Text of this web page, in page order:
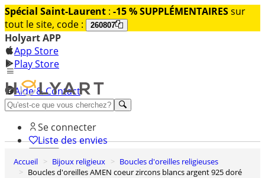
Spécial Saint-Laurent : -15 % SUPPLÉMENTAIRESsur
tout le site, code :
260807
Holyart APP
App Store
Play Store
Aide & Contact
Découvrez Premium
Se connecter
Liste des envies
0
Panier
Accueil Bijoux religieux
Boucles d'oreilles religieuses
Boucles d'oreilles AMEN coeur zircons blancs argent 925 doré